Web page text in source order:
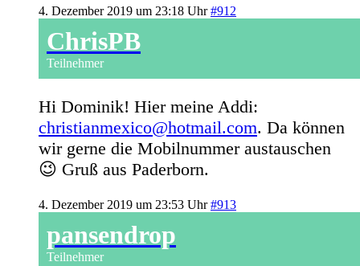
4. Dezember 2019 um 23:18 Uhr #912
ChrisPB
Teilnehmer
Hi Dominik! Hier meine Addi:
christianmexico@hotmail.com. Da können
wir gerne die Mobilnummer austauschen
😉 Gruß aus Paderborn.
4. Dezember 2019 um 23:53 Uhr #913
pansendrop
Teilnehmer